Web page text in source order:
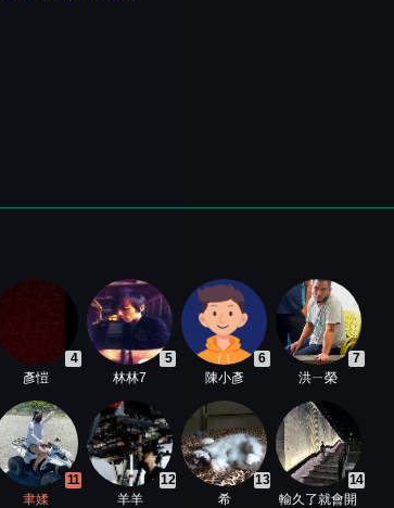
4
彥愷
5
林林7
6
陳小彥
7
洪ㄧ榮
11
聿媃
12
羊羊
13
希
14
輸久了就會開